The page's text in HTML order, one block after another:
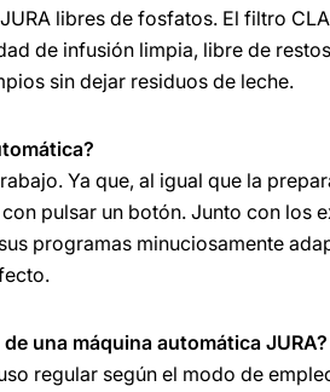
libres de fosfatos. El filtro
de infusión limpia, libre de
sin dejar residuos de leche.
Ya que, al igual que la
pulsar un botón. Junto con los
programas minuciosamente
una máquina automática JURA?
regular según el modo de